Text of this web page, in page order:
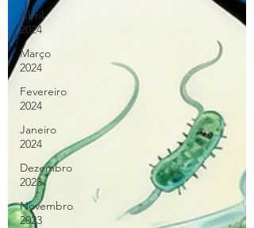
Abril
2024
Março
2024
Fevereiro
2024
Janeiro
2024
Dezembro
2023
Novembro
2023